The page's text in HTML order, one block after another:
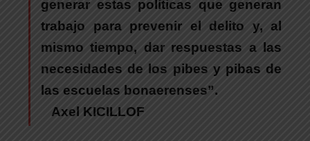
generar estas políticas que generan
trabajo para prevenir el delito y, al
mismo tiempo, dar respuestas a las
necesidades de los pibes y pibas de
las escuelas bonaerenses”.
Axel KICILLOF